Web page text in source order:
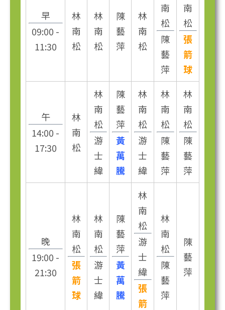
早
09:00 -
11:30
林
南
松
林
南
松
陳
藝
萍
林
南
松
南
松
陳
藝
萍
南
松
張
箭
球
午
14:00 -
17:30
林
南
松
林
南
松
游
士
緯
陳
藝
萍
黃
萬
騰
林
南
松
游
士
緯
林
南
松
陳
藝
萍
林
南
松
陳
藝
萍
晚
19:00 -
21:30
林
南
松
張
箭
球
林
南
松
游
士
緯
陳
藝
萍
黃
萬
騰
林
南
松
游
士
緯
張
箭
林
南
松
陳
藝
萍
陳
藝
萍